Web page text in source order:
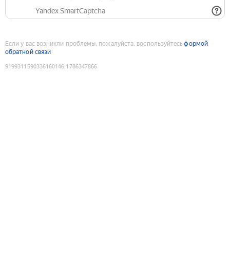
Yandex SmartCaptcha
Если у вас возникли проблемы, пожалуйста, воспользуйтесьформой
обратной связи
9199311590336160146:1786347866